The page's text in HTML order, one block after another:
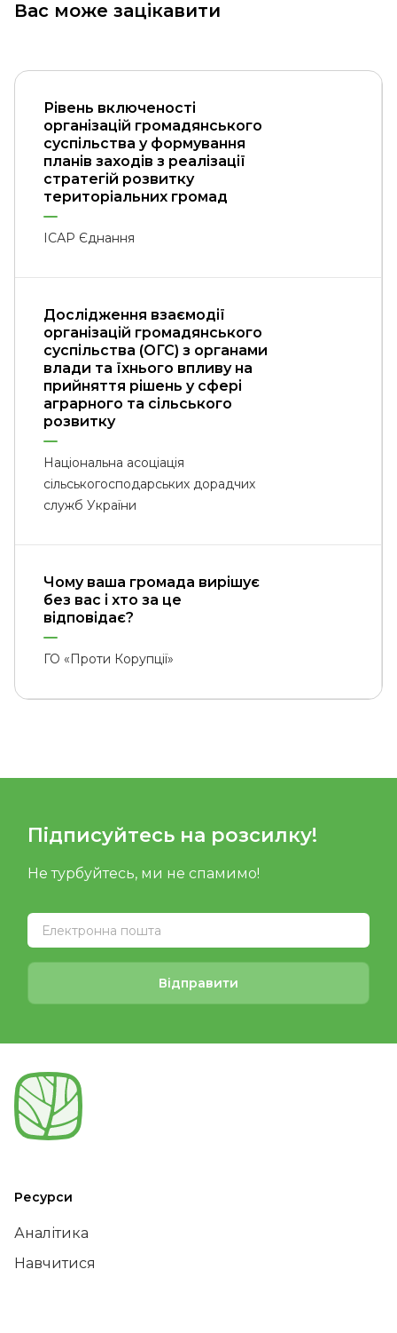
Вас може зацікавити
Рівень включеності
організацій громадянського
суспільства у формування
планів заходів з реалізації
стратегій розвитку
територіальних громад
ІСАР Єднання
Дослідження взаємодії
організацій громадянського
суспільства (ОГС) з органами
влади та їхнього впливу на
прийняття рішень у сфері
аграрного та сільського
розвитку
Національна асоціація
сільськогосподарських дорадчих
служб України
Чому ваша громада вирішує
без вас і хто за це
відповідає?
ГО «Проти Корупції»
Підписуйтесь на розсилку!
Не турбуйтесь, ми не спамимо!
Відправити
Ресурси
Аналітика
Навчитися